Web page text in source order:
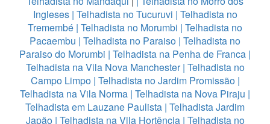
Ingleses| Telhadista no Tucuruvi | Telhadista no
Tremembé | Telhadista no Morumbi | Telhadista no
Pacaembu | Telhadista no Paraiso | Telhadista no
Paraiso do Morumbi | Telhadista na Penha de Franca |
Telhadista na Vila Nova Manchester| Telhadista no
Campo Limpo| Telhadista no Jardim Promissão|
Telhadista na Vila Norma | Telhadista na Nova Piraju |
Telhadista em Lauzane Paulista | Telhadista Jardim
Japão| Telhadista na Vila Hortência| Telhadista no